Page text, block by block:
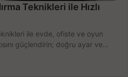
Teknikleri ile Hızlı
ile evde, ofiste ve oyun
güçlendirin; doğru ayar ve